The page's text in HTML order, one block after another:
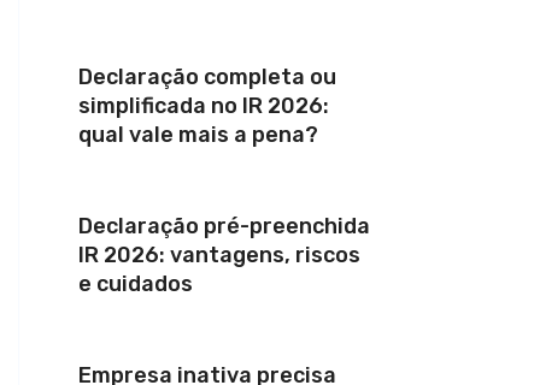
Declaração completa ou
simplificada no IR 2026:
qual vale mais a pena?
Declaração pré-preenchida
IR 2026: vantagens, riscos
e cuidados
Empresa inativa precisa